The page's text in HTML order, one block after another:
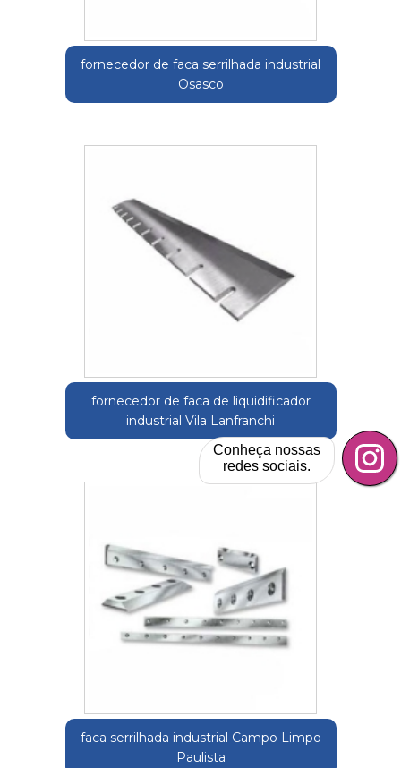
fornecedor de faca serrilhada industrial
Osasco
fornecedor de faca de liquidificador
industrial Vila Lanfranchi
faca serrilhada industrial Campo Limpo
Paulista
Conheça nossas
redes sociais.